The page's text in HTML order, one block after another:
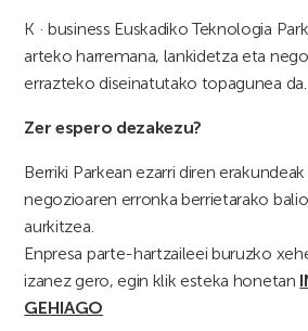
K · business Euskadiko Teknologia
arteko harremana, lankidetza eta
errazteko diseinatutako topagunea da.
Zer espero dezakezu?
Berriki Parkean ezarri diren
negozioaren erronka berrietarako
aurkitzea.
Enpresa parte-hartzaileei buruzko
izanez gero, egin klik esteka honetan
GEHIAGO